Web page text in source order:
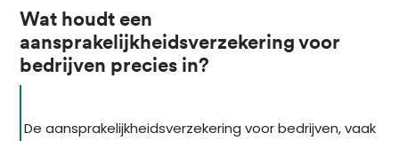
Wat houdt een
aansprakelijkheidsverzekering voor
bedrijven precies in?
De aansprakelijkheidsverzekering voor bedrijven, vaak